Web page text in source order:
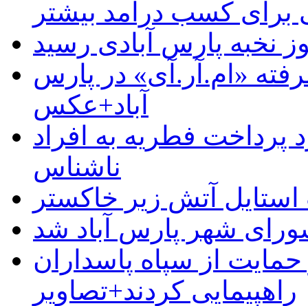
کسب درآمد بیشتر
نخبه پارس آبادی رسید
«ام.آر.آی» در پارس
آباد+عکس
پرداخت فطریه به افراد
ناشناس
آتش زیر خاکستر
شهر پارس آباد شد
از سپاه پاسداران
راهپیمایی کردند+تصاویر